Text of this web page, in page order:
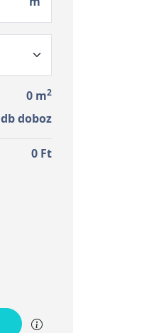
0 m2
db doboz
0 Ft